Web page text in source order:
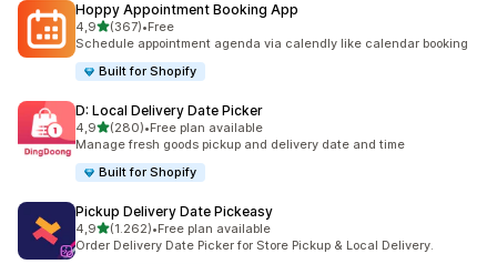
Hoppy Appointment Booking App
4,9de 5 estrelas
(367)
367 total de avaliações
•Free
Schedule appointment agenda via calendly like calendar booking
Built for Shopify
D: Local Delivery Date Picker
4,9de 5 estrelas
(280)
280 total de avaliações
•Free plan available
Manage fresh goods pickup and delivery date and time
Built for Shopify
Pickup Delivery Date Pickeasy
4,9de 5 estrelas
(1.262)
1262 total de avaliações
•Free plan available
Order Delivery Date Picker for Store Pickup & Local Delivery.